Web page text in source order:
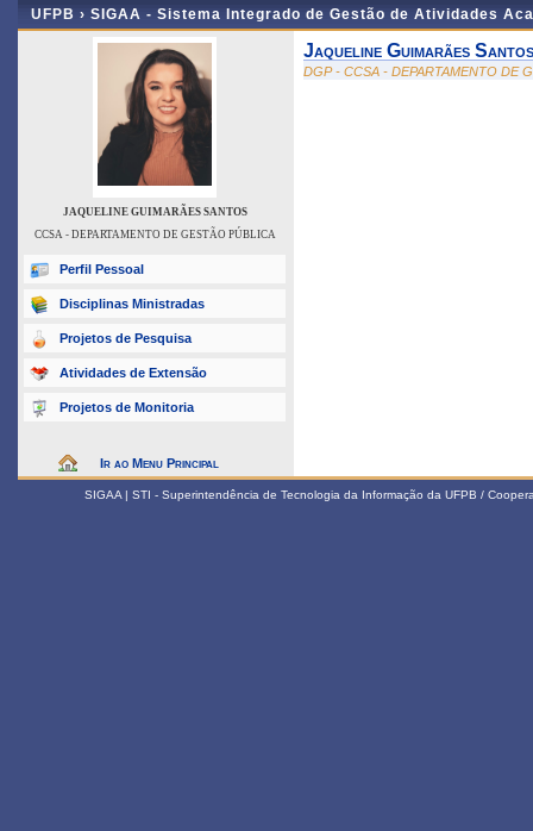
UFPB › SIGAA - Sistema Integrado de Gestão de Atividades
JAQUELINE GUIMARÃES SANTOS
CCSA - DEPARTAMENTO DE GESTÃO PÚBLICA
Perfil Pessoal
Disciplinas Ministradas
Projetos de Pesquisa
Atividades de Extensão
Projetos de Monitoria
Ir ao Menu Principal
Jaqueline Guimarães Santos
DGP - CCSA - DEPARTAMENTO DE
SIGAA | STI - Superintendência de Tecnologia da Informação da UFPB /